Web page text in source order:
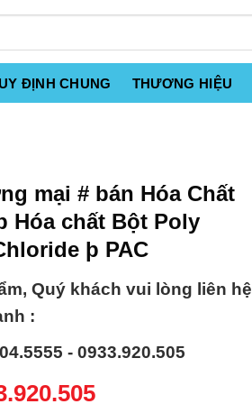
ĐỊNH CHUNG THƯƠNG HIỆU
mại # bán Hóa Chất
Hóa chất Bột Poly
þ PAC
Quý khách vui lòng liên hệ
:
- 0933.920.505